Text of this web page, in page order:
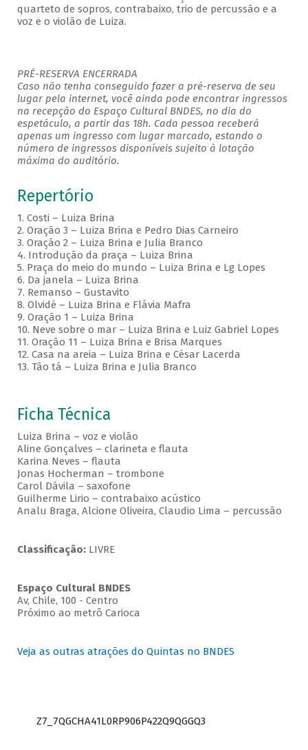
quarteto de sopros, contrabaixo, trio de percussão e a
voz e o violão de Luiza.
PRÉ-RESERVA ENCERRADA
Caso não tenha conseguido fazer a pré-reserva de seu
lugar pela internet, você ainda pode encontrar ingressos
na recepção do Espaço Cultural BNDES, no dia do
espetáculo, a partir das 18h. Cada pessoa receberá
apenas um ingresso com lugar marcado, estando o
número de ingressos disponíveis sujeito à lotação
máxima do auditório.
Repertório
1. Costi – Luiza Brina
2. Oração 3 – Luiza Brina e Pedro Dias Carneiro
3. Oração 2 – Luiza Brina e Julia Branco
4. Introdução da praça – Luiza Brina
5. Praça do meio do mundo – Luiza Brina e Lg Lopes
6. Da janela – Luiza Brina
7. Remanso – Gustavito
8. Olvidé – Luiza Brina e Flávia Mafra
9. Oração 1 – Luiza Brina
10. Neve sobre o mar – Luiza Brina e Luiz Gabriel Lopes
11. Oração 11 – Luiza Brina e Brisa Marques
12. Casa na areia – Luiza Brina e César Lacerda
13. Tão tá – Luiza Brina e Julia Branco
Ficha Técnica
Luiza Brina – voz e violão
Aline Gonçalves – clarineta e flauta
Karina Neves – flauta
Jonas Hocherman – trombone
Carol Dávila – saxofone
Guilherme Lirio – contrabaixo acústico
Analu Braga, Alcione Oliveira, Claudio Lima – percussão
Classificação: LIVRE
Espaço Cultural BNDES
Av, Chile, 100 - Centro
Próximo ao metrô Carioca
Veja as outras atrações do Quintas no BNDES
Z7_7QGCHA41L0RP906P422Q9QGGQ3